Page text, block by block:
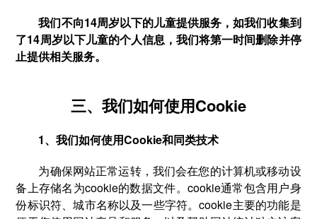
我们不向14周岁以下的儿童提供服务，如我们收集到
了14周岁以下儿童的个人信息，我们将第一时间删除并停
止提供相关服务。
三、我们如何使用Cookie
1、我们如何使用Cookie和同类技术
为确保网站正常运转，我们会在您的计算机或移动设
备上存储名为cookie的数据文件。cookie通常包含用户身
份标识符、城市名称以及一些字符。cookie主要的功能是